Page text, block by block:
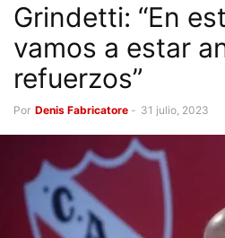
Grindetti: “En
vamos a estar
refuerzos”
Por Denis Fabricatore - 31 julio, 2023